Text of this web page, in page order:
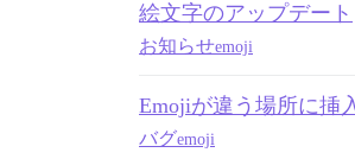
絵文字のアップデート
お知らせemoji
Emojiが違う場所に挿
バグemoji